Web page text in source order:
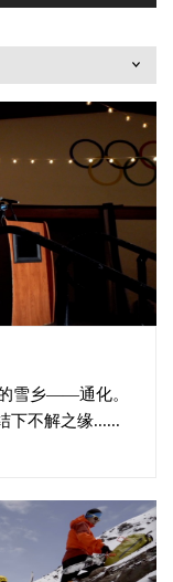
雪乡——通化。
下不解之缘......